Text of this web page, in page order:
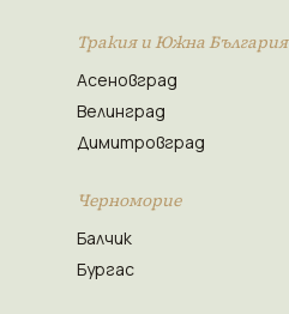
Тракия и Южна България
Асеновград
Велинград
Димитровград
Черноморие
Балчик
Бургас